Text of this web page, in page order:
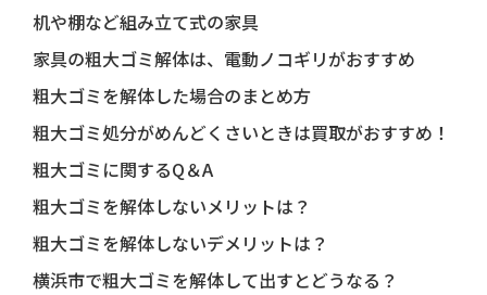
机や棚など組み立て式の家具
家具の粗大ゴミ解体は、電動ノコギリがおすすめ
粗大ゴミを解体した場合のまとめ方
粗大ゴミ処分がめんどくさいときは買取がおすすめ！
粗大ゴミに関するQ＆A
粗大ゴミを解体しないメリットは？
粗大ゴミを解体しないデメリットは？
横浜市で粗大ゴミを解体して出すとどうなる？